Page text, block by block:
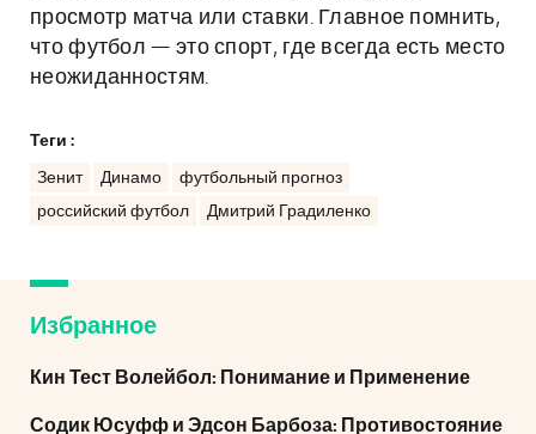
просмотр матча или ставки. Главное помнить,
что футбол — это спорт, где всегда есть место
неожиданностям.
Теги :
Зенит Динамо
футбольный прогноз
российский футбол
Дмитрий Градиленко
Избранное
Кин Тест Волейбол: Понимание и Применение
Содик Юсуфф и Эдсон Барбоза: Противостояние